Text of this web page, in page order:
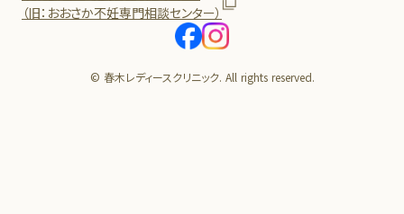
（旧：おおさか不妊専門相談センター）
© 春木レディースクリニック. All rights reserved.